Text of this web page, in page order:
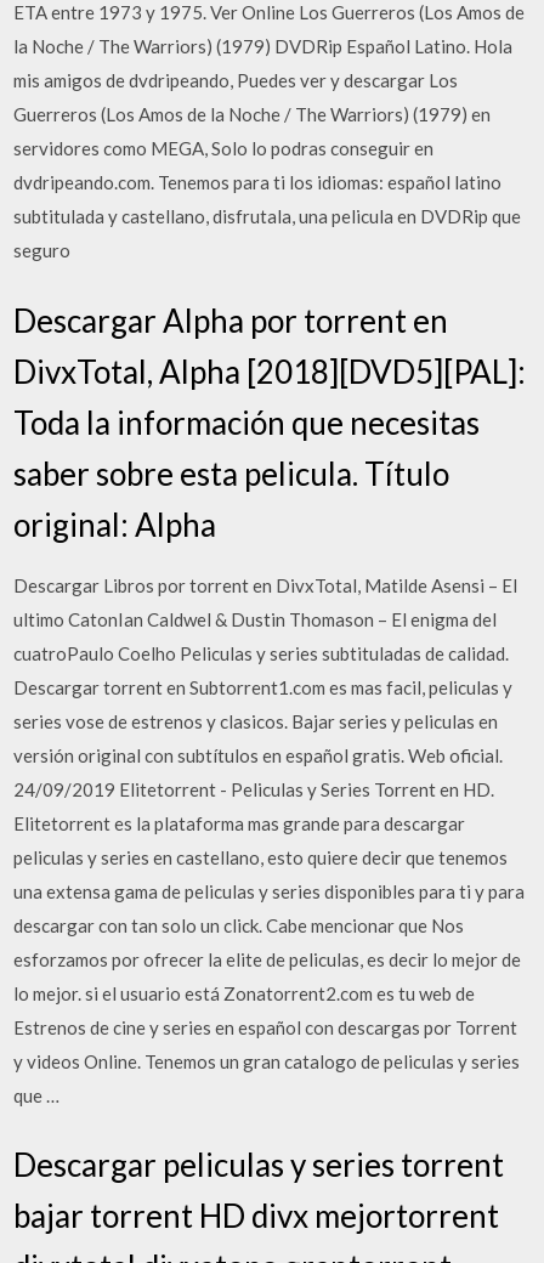
ETA entre 1973 y 1975. Ver Online Los Guerreros (Los Amos de
la Noche / The Warriors) (1979) DVDRip Español Latino. Hola
mis amigos de dvdripeando, Puedes ver y descargar Los
Guerreros (Los Amos de la Noche / The Warriors) (1979) en
servidores como MEGA, Solo lo podras conseguir en
dvdripeando.com. Tenemos para ti los idiomas: español latino
subtitulada y castellano, disfrutala, una pelicula en DVDRip que
seguro
Descargar Alpha por torrent en
DivxTotal, Alpha [2018][DVD5][PAL]:
Toda la información que necesitas
saber sobre esta pelicula. Título
original: Alpha
Descargar Libros por torrent en DivxTotal, Matilde Asensi – El
ultimo CatonIan Caldwel & Dustin Thomason – El enigma del
cuatroPaulo Coelho Peliculas y series subtituladas de calidad.
Descargar torrent en Subtorrent1.com es mas facil, peliculas y
series vose de estrenos y clasicos. Bajar series y peliculas en
versión original con subtítulos en español gratis. Web oficial.
24/09/2019 Elitetorrent - Peliculas y Series Torrent en HD.
Elitetorrent es la plataforma mas grande para descargar
peliculas y series en castellano, esto quiere decir que tenemos
una extensa gama de peliculas y series disponibles para ti y para
descargar con tan solo un click. Cabe mencionar que Nos
esforzamos por ofrecer la elite de peliculas, es decir lo mejor de
lo mejor. si el usuario está Zonatorrent2.com es tu web de
Estrenos de cine y series en español con descargas por Torrent
y videos Online. Tenemos un gran catalogo de peliculas y series
que …
Descargar peliculas y series torrent
bajar torrent HD divx mejortorrent